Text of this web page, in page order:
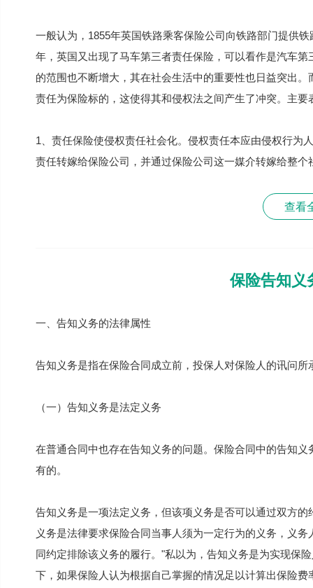
一般认为，1855年英国铁路乘客保险公司向铁路部门提供
年，英国又出现了马车第三者责任保险，可以看作是汽车
的范围也不断增大，其在社会生活中的重要性也日益突出
责任为保险标的，这使得其和侵权法之间产生了冲突。主要
1、责任保险使侵权责任社会化。侵权责任本应由侵权行为
责任转嫁给保险公司，并通过保险公司这一媒介转嫁给整个
查看
保险告知义
一、告知义务的法律属性
告知义务是指在保险合同成立前，投保人对保险人的讯问所
（一）告知义务是法定义务
在普通合同中也存在告知义务的问题。保险合同中的告知
有的。
告知义务是一项法定义务，但该项义务是否可以通过双方
义务是法律要求保险合同当事人须为一定行为的义务，义
同约定排除该义务的履行。"私以为，告知义务是为实现保
下，如果保险人认为根据自己掌握的情况足以计算出保险